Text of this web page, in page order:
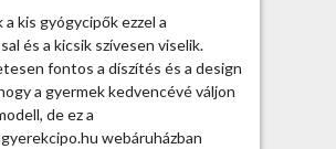
í
t
s
ű
a kis gyógycipők ezzel a
és a kicsik szívesen viselik.
fontos a díszítés és a design
a gyermek kedvencévé váljon
de ez a
webáruházban